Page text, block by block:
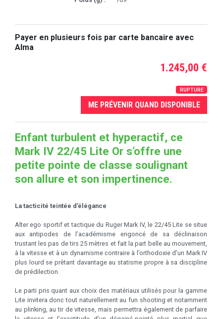
Payer en plusieurs fois par carte bancaire avec
Alma
1.245,00 €
RUPTURE
ME PRÉVENIR QUAND DISPONIBLE
Enfant turbulent et hyperactif, ce
Mark IV 22/45 Lite Or s’offre une
petite pointe de classe soulignant
son allure et son impertinence.
La tacticité teintée d’élégance
Alter ego sportif et tactique du Ruger Mark IV, le 22/45 Lite se situe
aux antipodes de l’académisme engoncé de sa déclinaison
trustant les pas de tirs 25 mètres et fait la part belle au mouvement,
à la vitesse et à un dynamisme contraire à l’orthodoxie d’un Mark IV
plus lourd se prêtant davantage au statisme propre à sa discipline
de prédilection.
Le parti pris quant aux choix des matériaux utilisés pour la gamme
Lite invitera donc tout naturellement au fun shooting et notamment
au plinking, au tir de vitesse, mais permettra également de parfaire